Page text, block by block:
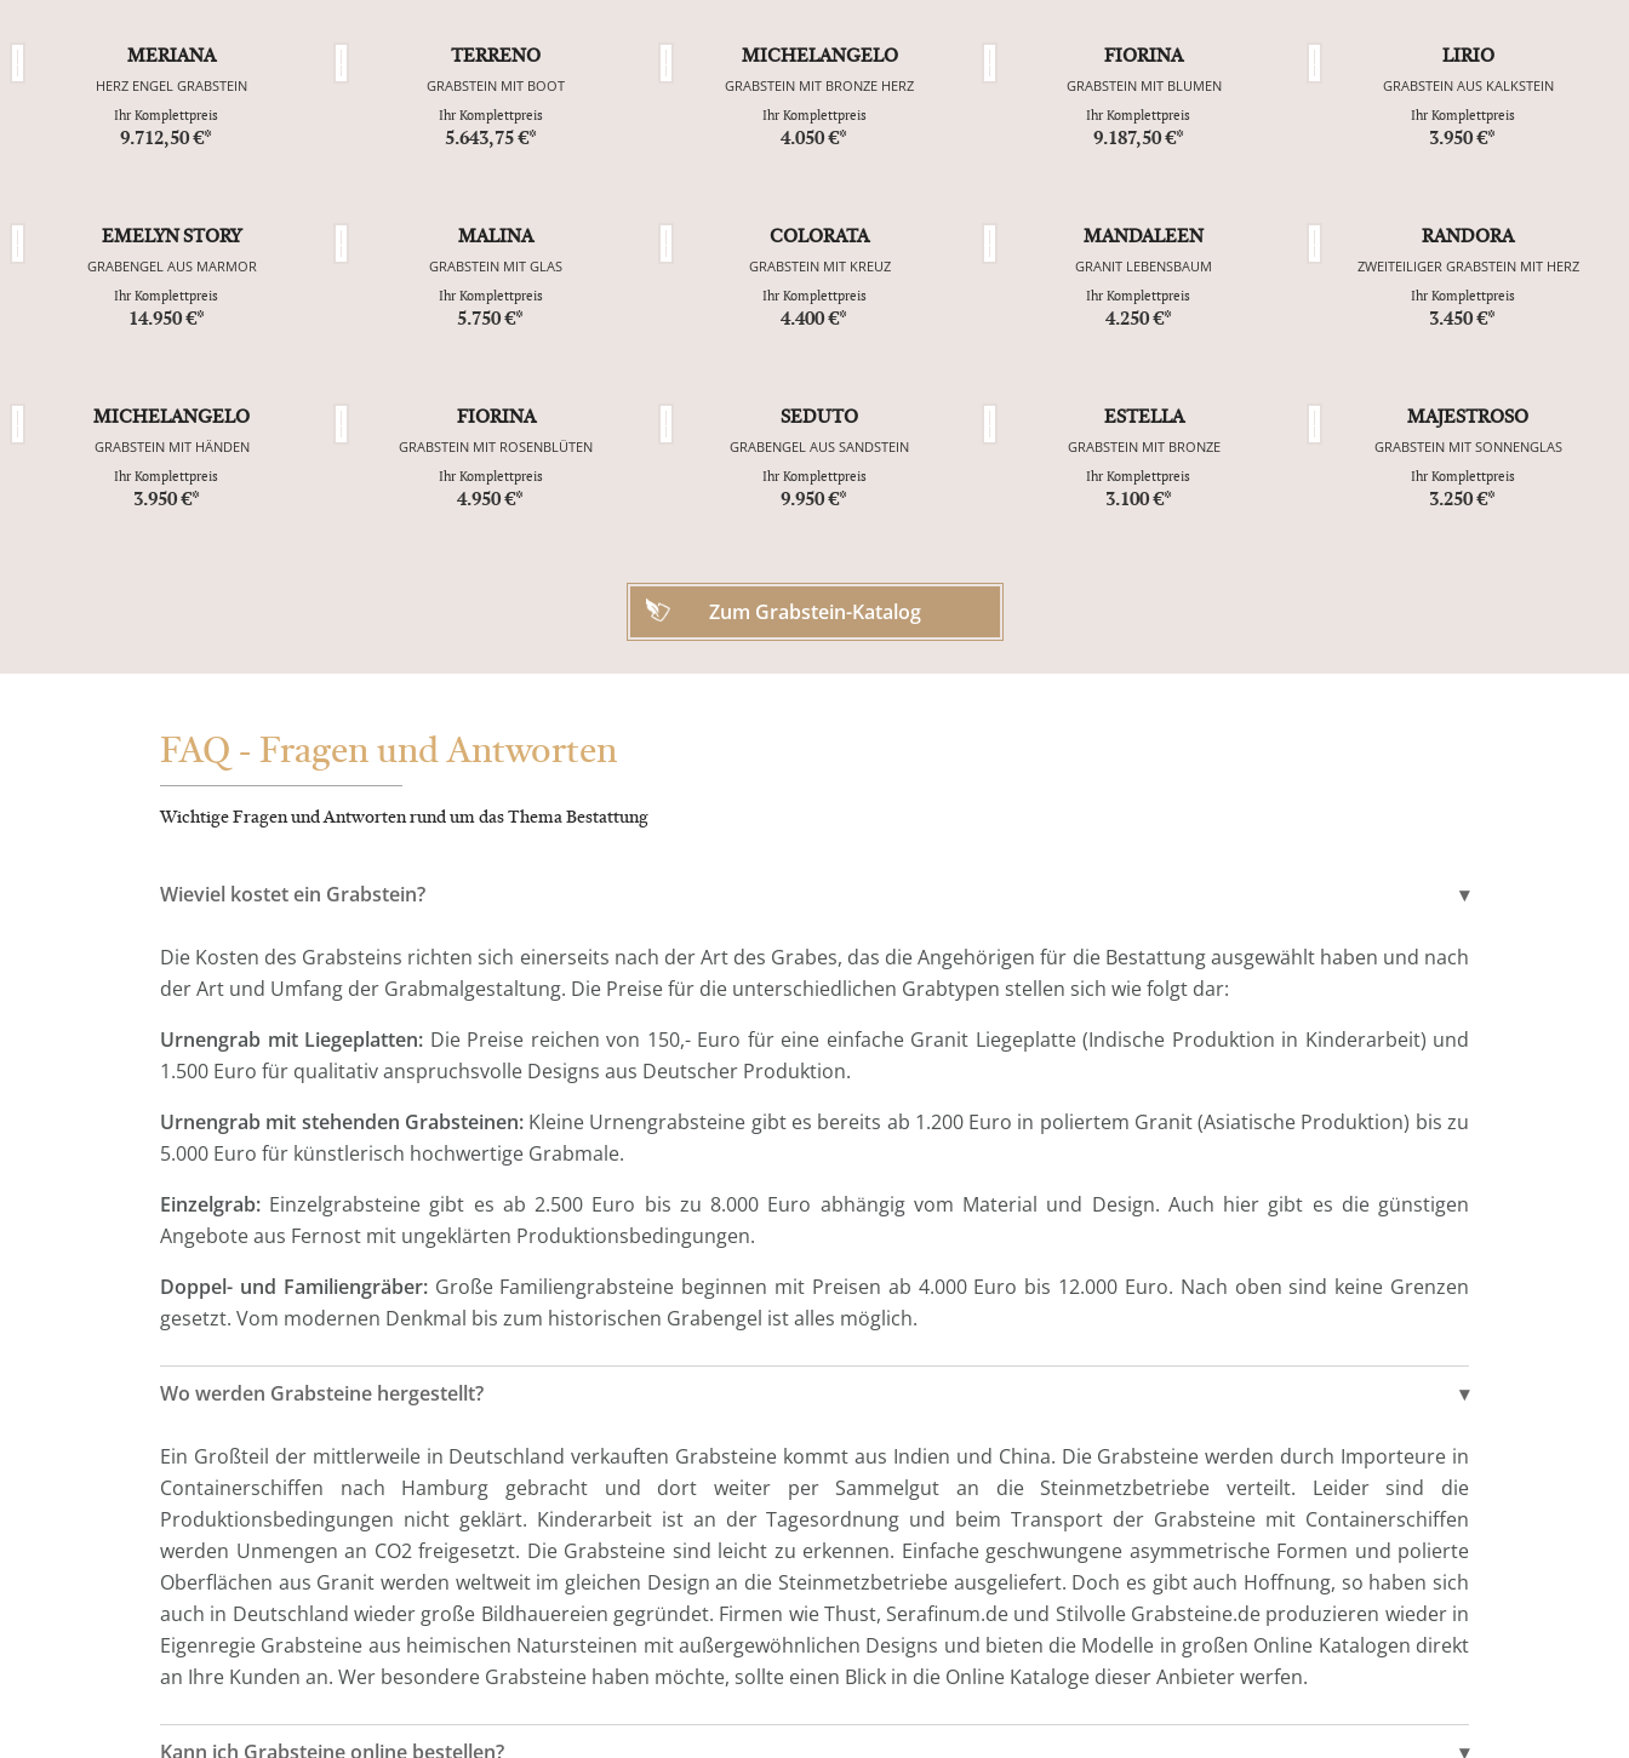
MERIANA
HERZ ENGEL GRABSTEIN
Ihr Komplettpreis
9.712,50 €*
TERRENO
GRABSTEIN MIT BOOT
Ihr Komplettpreis
5.643,75 €*
MICHELANGELO
GRABSTEIN MIT BRONZE HERZ
Ihr Komplettpreis
4.050 €*
FIORINA
GRABSTEIN MIT BLUMEN
Ihr Komplettpreis
9.187,50 €*
LIRIO
GRABSTEIN AUS KALKSTEIN
Ihr Komplettpreis
3.950 €*
EMELYN STORY
GRABENGEL AUS MARMOR
Ihr Komplettpreis
14.950 €*
MALINA
GRABSTEIN MIT GLAS
Ihr Komplettpreis
5.750 €*
COLORATA
GRABSTEIN MIT KREUZ
Ihr Komplettpreis
4.400 €*
MANDALEEN
GRANIT LEBENSBAUM
Ihr Komplettpreis
4.250 €*
RANDORA
ZWEITEILIGER GRABSTEIN MIT HERZ
Ihr Komplettpreis
3.450 €*
MICHELANGELO
GRABSTEIN MIT HÄNDEN
Ihr Komplettpreis
3.950 €*
FIORINA
GRABSTEIN MIT ROSENBLÜTEN
Ihr Komplettpreis
4.950 €*
SEDUTO
GRABENGEL AUS SANDSTEIN
Ihr Komplettpreis
9.950 €*
ESTELLA
GRABSTEIN MIT BRONZE
Ihr Komplettpreis
3.100 €*
MAJESTROSO
GRABSTEIN MIT SONNENGLAS
Ihr Komplettpreis
3.250 €*
Zum Grabstein-Katalog
FAQ - Fragen und Antworten
Wichtige Fragen und Antworten rund um das Thema Bestattung
Wieviel kostet ein Grabstein?
Die Kosten des Grabsteins richten sich einerseits nach der Art des Grabes, das die Angehörigen für die Bestattung ausgewählt haben und nach
der Art und Umfang der Grabmalgestaltung. Die Preise für die unterschiedlichen Grabtypen stellen sich wie folgt dar:
Urnengrab mit Liegeplatten: Die Preise reichen von 150,- Euro für eine einfache Granit Liegeplatte (Indische Produktion in Kinderarbeit) und
1.500 Euro für qualitativ anspruchsvolle Designs aus Deutscher Produktion.
Urnengrab mit stehenden Grabsteinen:Kleine Urnengrabsteine gibt es bereits ab 1.200 Euro in poliertem Granit (Asiatische Produktion) bis zu
5.000 Euro für künstlerisch hochwertige Grabmale.
Einzelgrab: Einzelgrabsteine gibt es ab 2.500 Euro bis zu 8.000 Euro abhängig vom Material und Design. Auch hier gibt es die günstigen
Angebote aus Fernost mit ungeklärten Produktionsbedingungen.
Doppel- und Familiengräber:Große Familiengrabsteine beginnen mit Preisen ab 4.000 Euro bis 12.000 Euro. Nach oben sind keine Grenzen
gesetzt. Vom modernen Denkmal bis zum historischen Grabengel ist alles möglich.
Wo werden Grabsteine hergestellt?
Ein Großteil der mittlerweile in Deutschland verkauften Grabsteine kommt aus Indien und China. Die Grabsteine werden durch Importeure in
Containerschiffen nach Hamburg gebracht und dort weiter per Sammelgut an die Steinmetzbetriebe verteilt. Leider sind die
Produktionsbedingungen nicht geklärt. Kinderarbeit ist an der Tagesordnung und beim Transport der Grabsteine mit Containerschiffen
werden Unmengen an CO2 freigesetzt. Die Grabsteine sind leicht zu erkennen. Einfache geschwungene asymmetrische Formen und polierte
Oberflächen aus Granit werden weltweit im gleichen Design an die Steinmetzbetriebe ausgeliefert. Doch es gibt auch Hoffnung, so haben sich
auch in Deutschland wieder große Bildhauereien gegründet. Firmen wie Thust, Serafinum.de und Stilvolle Grabsteine.de produzieren wieder in
Eigenregie Grabsteine aus heimischen Natursteinen mit außergewöhnlichen Designs und bieten die Modelle in großen Online Katalogen direkt
an Ihre Kunden an. Wer besondere Grabsteine haben möchte, sollte einen Blick in die Online Kataloge dieser Anbieter werfen.
Kann ich Grabsteine online bestellen?